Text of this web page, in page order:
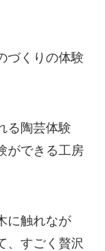
づくりの体験
る陶芸体験
ができる工房
に触れなが
、すごく贅沢